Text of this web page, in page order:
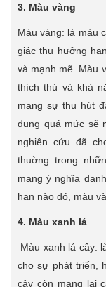
3. Màu vàng
Màu vàng: là màu
giác thụ hưởng
và mạnh mẽ. Màu
thích thú và khả
mang sự thu hút
dụng quá mức sẽ
nghiên cứu đã
thuờng trong
mang ý nghĩa
hạn nào đó, màu
4. Màu xanh lá
Màu xanh lá cây:
cho sự phát triển,
cây còn mang lại